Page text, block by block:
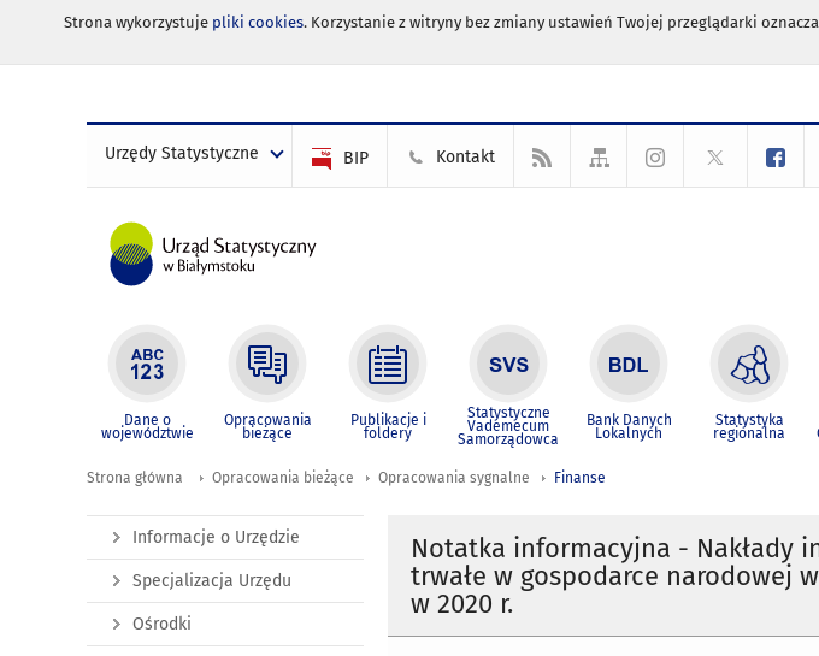
Strona wykorzystuje pliki cookies. Korzystanie z witryny bez zmiany ustawień Twojej przeglądarki
Urzędy Statystyczne BIP Kontakt
Dane o
województwie
Opracowania
bieżące
Publikacje i
foldery
Statystyczne
Vademecum
Samorządowca
Bank Danych
Lokalnych
Statystyka
regionalna
Strona główna Opracowania bieżące Opracowania sygnalne Finanse
Notatka informacyjna - Nakłady
trwałe w gospodarce narodowej
w 2020 r.
Informacje o Urzędzie
Specjalizacja Urzędu
Ośrodki